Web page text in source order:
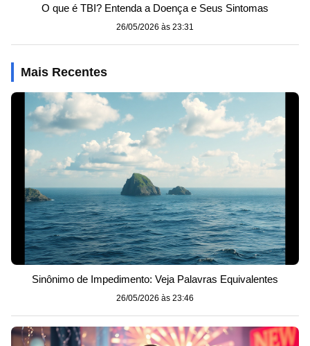
O que é TBI? Entenda a Doença e Seus Sintomas
26/05/2026 às 23:31
Mais Recentes
Sinônimo de Impedimento: Veja Palavras Equivalentes
26/05/2026 às 23:46